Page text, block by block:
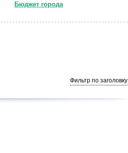
Бюджет города
Фильтр по заголовку